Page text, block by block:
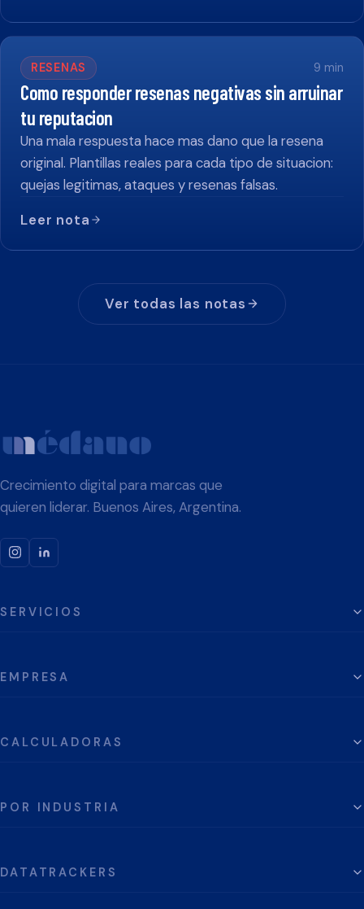
RESENAS 9 min
Como responder resenas negativas sin arruinar
tu reputacion
Una mala respuesta hace mas dano que la resena
original. Plantillas reales para cada tipo de situacion:
quejas legitimas, ataques y resenas falsas.
Leer nota
Ver todas las notas
Crecimiento digital para marcas que
quieren liderar. Buenos Aires, Argentina.
SERVICIOS
EMPRESA
CALCULADORAS
POR INDUSTRIA
DATATRACKERS